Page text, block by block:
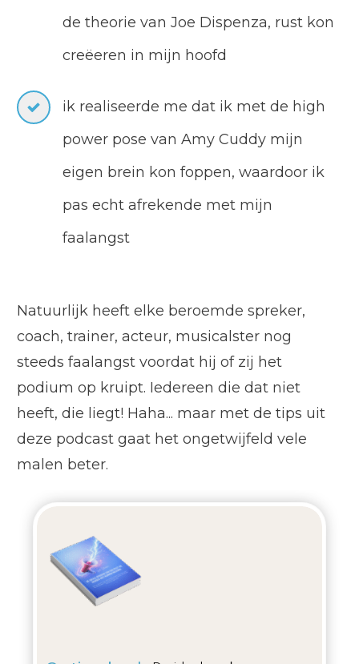
de theorie van Joe Dispenza, rust kon
creëeren in mijn hoofd
ik realiseerde me dat ik met de high
power pose van Amy Cuddy mijn
eigen brein kon foppen, waardoor ik
pas echt afrekende met mijn
faalangst
Natuurlijk heeft elke beroemde spreker,
coach, trainer, acteur, musicalster nog
steeds faalangst voordat hij of zij het
podium op kruipt. Iedereen die dat niet
heeft, die liegt! Haha... maar met de tips uit
deze podcast gaat het ongetwijfeld vele
malen beter.